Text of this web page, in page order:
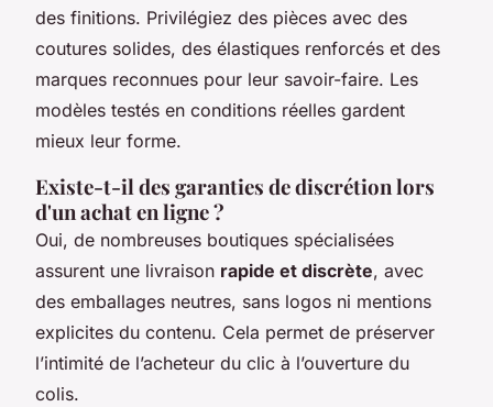
des finitions. Privilégiez des pièces avec des
coutures solides, des élastiques renforcés et des
marques reconnues pour leur savoir-faire. Les
modèles testés en conditions réelles gardent
mieux leur forme.
Existe-t-il des garanties de discrétion lors
d'un achat en ligne ?
Oui, de nombreuses boutiques spécialisées
assurent une livraison rapide et discrète, avec
des emballages neutres, sans logos ni mentions
explicites du contenu. Cela permet de préserver
l’intimité de l’acheteur du clic à l’ouverture du
colis.